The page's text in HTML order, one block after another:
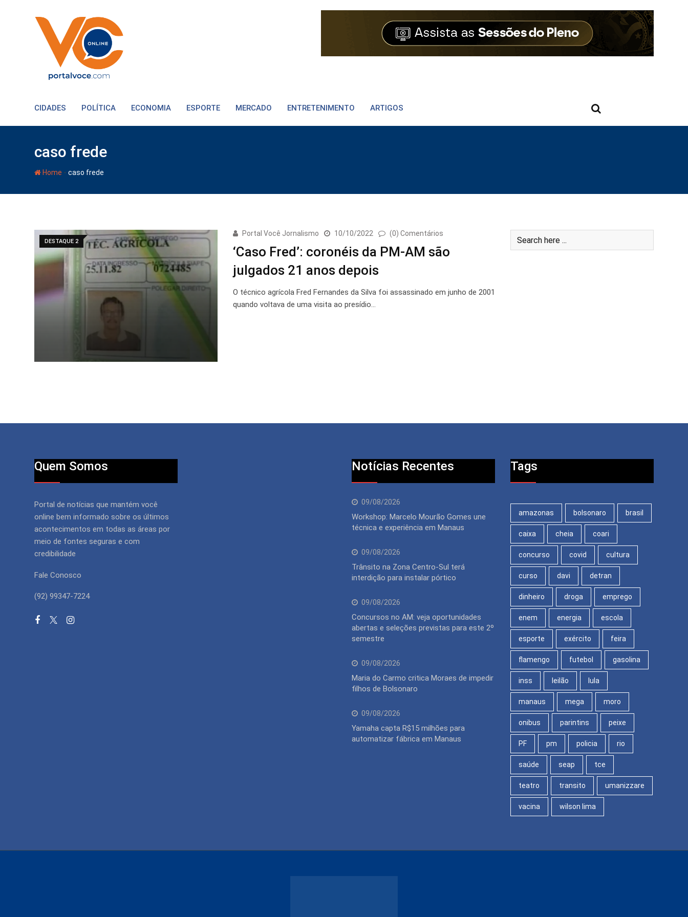
CIDADES POLÍTICA ECONOMIA ESPORTE MERCADO ENTRETENIMENTO ARTIGOS
caso frede
Home - caso frede
DESTAQUE 2
Portal Você Jornalismo 10/10/2022 (0) Comentários
‘Caso Fred’: coronéis da PM-AM são
julgados 21 anos depois
O técnico agrícola Fred Fernandes da Silva foi assassinado em junho de 2001
quando voltava de uma visita ao presídio…
Quem Somos
Portal de notícias que mantém você
online bem informado sobre os últimos
acontecimentos em todas as áreas por
meio de fontes seguras e com
credibilidade
Fale Conosco
(92) 99347-7224
Notícias Recentes
09/08/2026
Workshop: Marcelo Mourão Gomes une
técnica e experiência em Manaus
09/08/2026
Trânsito na Zona Centro-Sul terá
interdição para instalar pórtico
09/08/2026
Concursos no AM: veja oportunidades
abertas e seleções previstas para este 2º
semestre
09/08/2026
Maria do Carmo critica Moraes de impedir
filhos de Bolsonaro
09/08/2026
Yamaha capta R$15 milhões para
automatizar fábrica em Manaus
Tags
amazonas bolsonaro brasil
caixa cheia coari
concurso covid cultura
curso davi detran
dinheiro droga emprego
enem energia escola
esporte exército feira
flamengo futebol gasolina
inss leilão lula
manaus mega moro
onibus parintins peixe
PF pm policia rio
saúde seap tce
teatro transito umanizzare
vacina wilson lima